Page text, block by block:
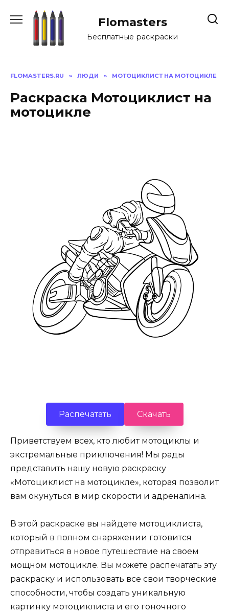
Flomasters
Бесплатные раскраски
FLOMASTERS.RU » ЛЮДИ » МОТОЦИКЛИСТ НА МОТОЦИКЛЕ
Раскраска Мотоциклист на
мотоцикле
Распечатать Скачать
Приветствуем всех, кто любит мотоциклы и
экстремальные приключения! Мы рады
представить нашу новую раскраску
«Мотоциклист на мотоцикле», которая позволит
вам окунуться в мир скорости и адреналина.
В этой раскраске вы найдете мотоциклиста,
который в полном снаряжении готовится
отправиться в новое путешествие на своем
мощном мотоцикле. Вы можете распечатать эту
раскраску и использовать все свои творческие
способности, чтобы создать уникальную
картинку мотоциклиста и его гоночного